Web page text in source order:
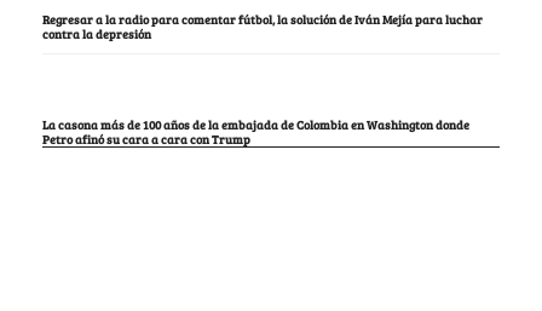
Regresar a la radio para comentar fútbol, la solución de Iván Mejía para luchar
contra la depresión
La casona más de 100 años de la embajada de Colombia en Washington donde
Petro afinó su cara a cara con Trump